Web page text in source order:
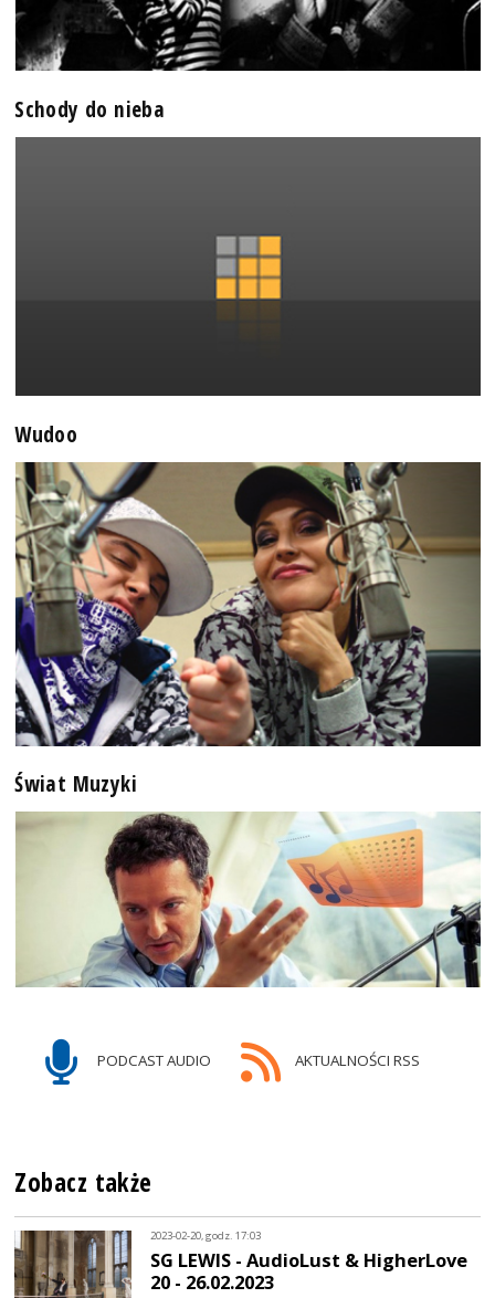
Schody do nieba
Wudoo
Świat Muzyki
PODCAST AUDIO AKTUALNOŚCI RSS
Zobacz także
2023-02-20, godz. 17:03
SG LEWIS - AudioLust & HigherLove
20 - 26.02.2023